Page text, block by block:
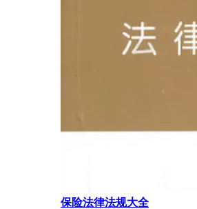
保险法律法规大全